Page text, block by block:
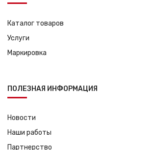
Каталог товаров
Услуги
Маркировка
ПОЛЕЗНАЯ ИНФОРМАЦИЯ
Новости
Наши работы
Партнерство